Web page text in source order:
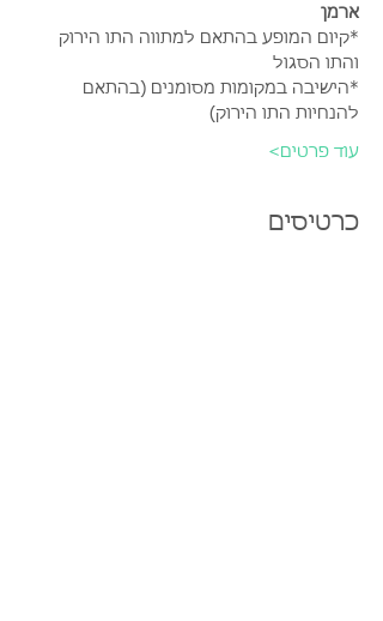
ארמן
*קיום המופע בהתאם למתווה התו הירוק
והתו הסגול
*הישיבה במקומות מסומנים (בהתאם
להנחיות התו הירוק)
עוד פרטים>
כרטיסים